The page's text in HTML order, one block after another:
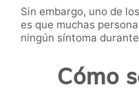
Sin embargo, uno de
es que muchas
ningún síntoma
Cómo